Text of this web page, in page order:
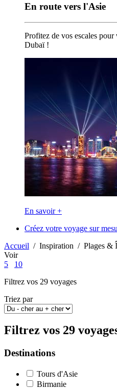
En route vers l'Asie
Profitez de vos escales
Dubaï !
En savoir +
Créez votre voyage sur
Accueil / Inspiration / Plages &
Voir
5
10
Filtrez vos 29 voyages
Triez par
Filtrez vos 29
Destinations
Tours d'Asie
Birmanie